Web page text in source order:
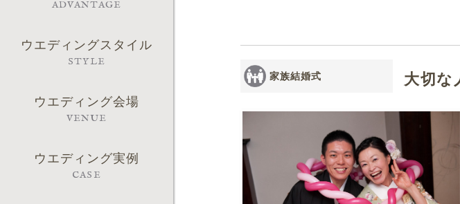
ADVANTAGE
ウエディングスタイル
STYLE
ウエディング会場
VENUE
ウエディング実例
CASE
家族結婚式 大切な